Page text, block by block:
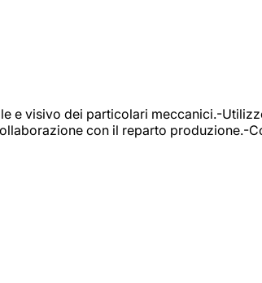
e visivo dei particolari meccanici.-
con il reparto produzione.-